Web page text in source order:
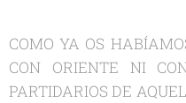
COMO YA OS
CON ORIENTE NI
PARTIDARIOS DE